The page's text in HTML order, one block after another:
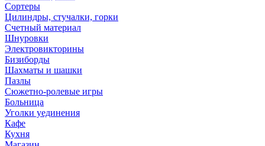
Сортеры
Цилиндры, стучалки, горки
Счетный материал
Шнуровки
Электровикторины
Бизиборды
Шахматы и шашки
Пазлы
Сюжетно-ролевые игры
Больница
Уголки уединения
Кафе
Кухня